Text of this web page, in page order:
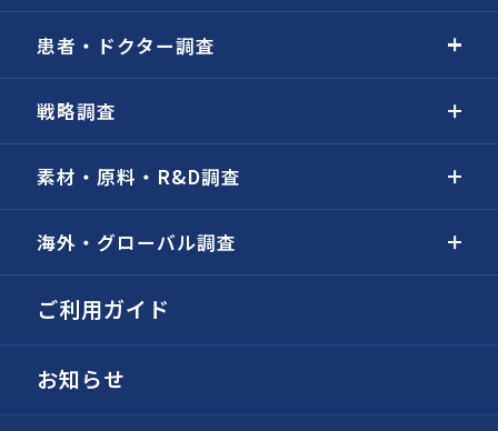
患者・ドクター調査
戦略調査
素材・原料・R&D調査
海外・グローバル調査
ご利用ガイド
お知らせ